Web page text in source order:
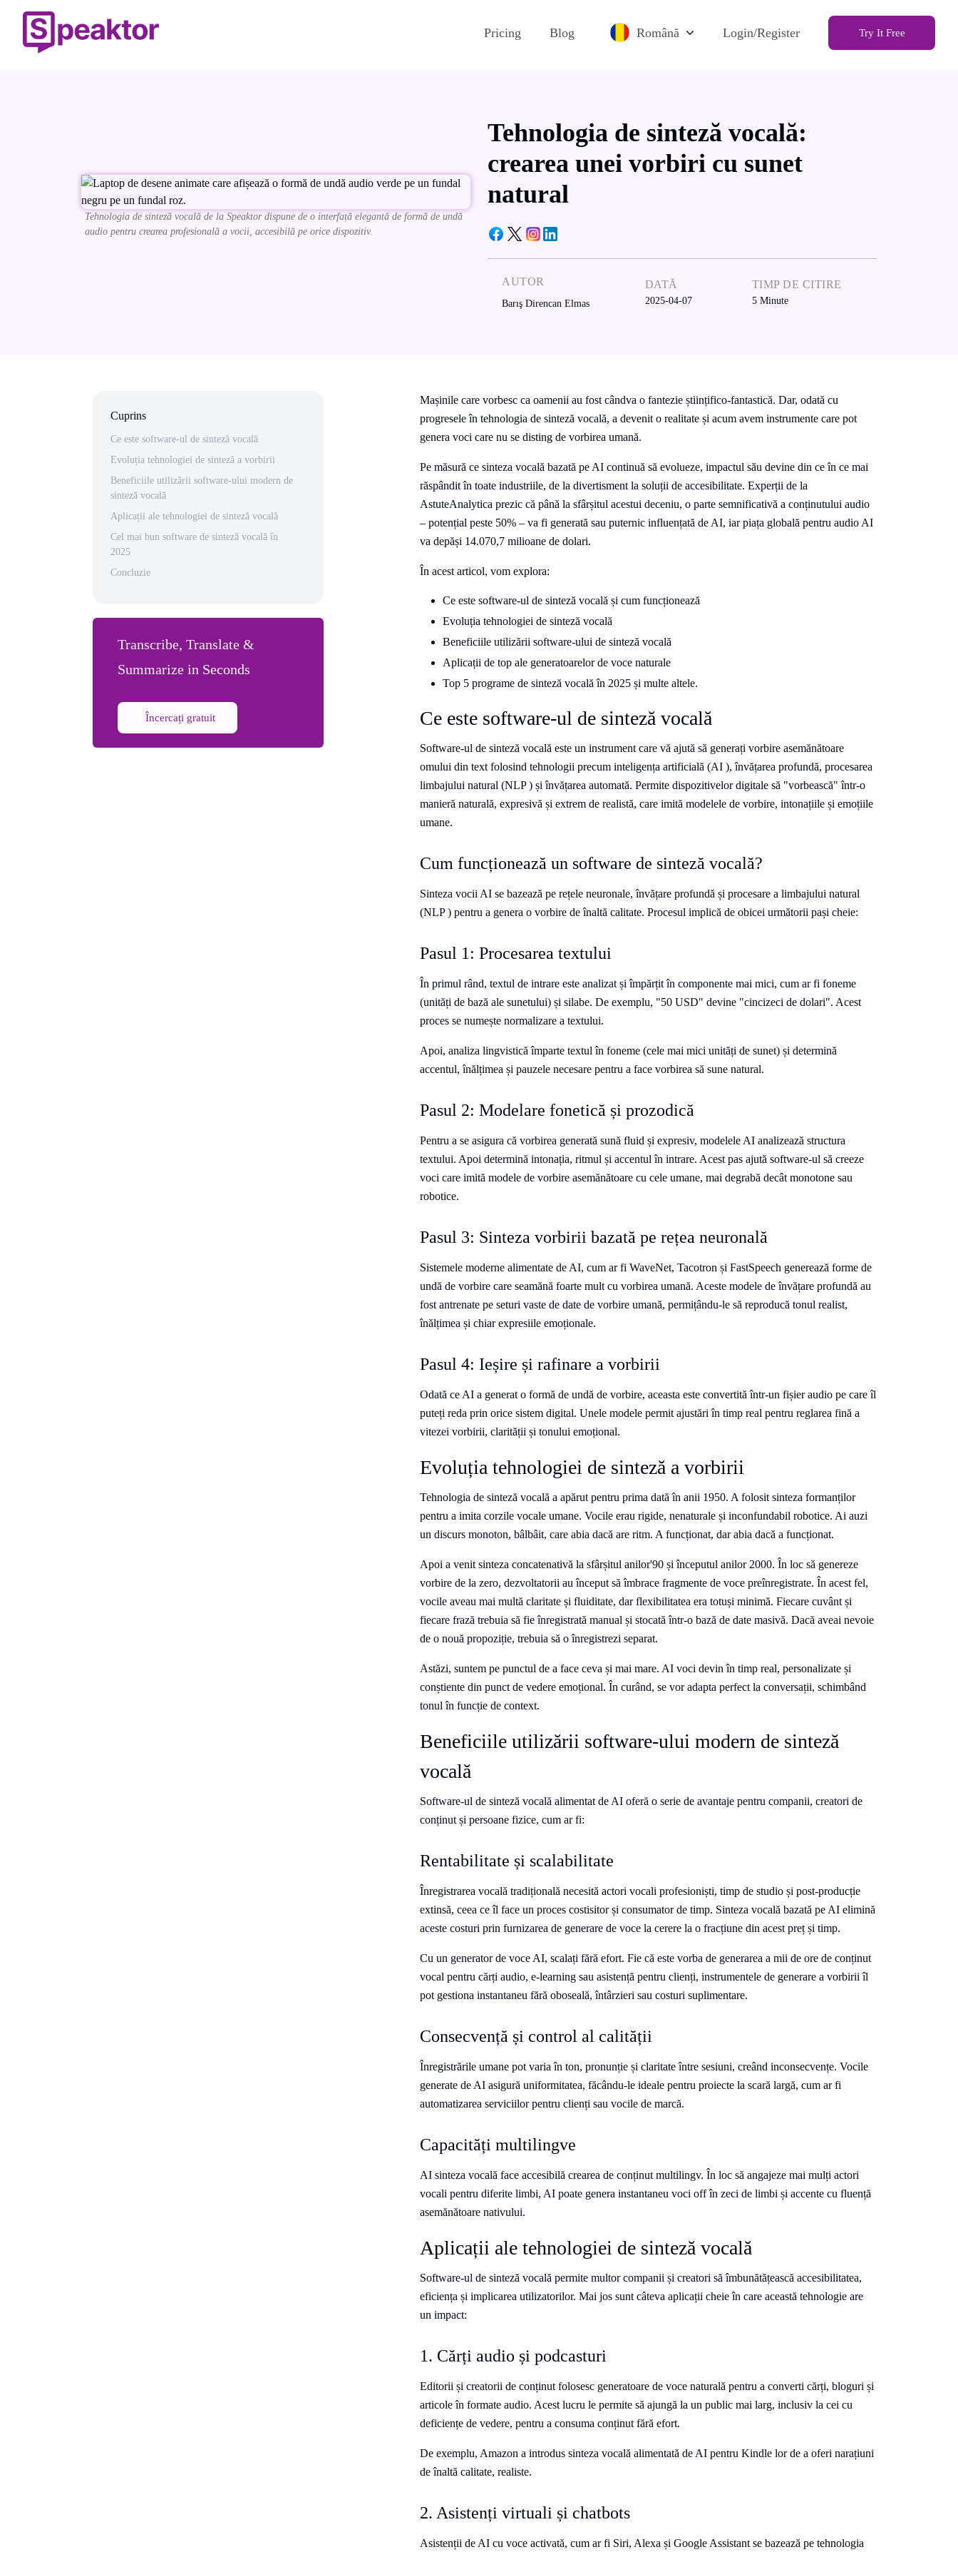
Pricing Blog Română Login/Register Try It Free
Tehnologia de sinteză vocală de la Speaktor dispune de o interfață elegantă de formă de undă
audio pentru crearea profesională a vocii, accesibilă pe orice dispozitiv.
Tehnologia de sinteză vocală:
crearea unei vorbiri cu sunet
natural
AUTOR
Barış Direncan Elmas
DATĂ
2025-04-07
TIMP DE CITIRE
5 Minute
Cuprins
Ce este software-ul de sinteză vocală
Evoluția tehnologiei de sinteză a vorbirii
Beneficiile utilizării software-ului modern de
sinteză vocală
Aplicații ale tehnologiei de sinteză vocală
Cel mai bun software de sinteză vocală în
2025
Concluzie
Transcribe, Translate &
Summarize in Seconds
Încercați gratuit
Mașinile care vorbesc ca oamenii au fost cândva o fantezie științifico-fantastică. Dar, odată cu
progresele în tehnologia de sinteză vocală, a devenit o realitate și acum avem instrumente care pot
genera voci care nu se disting de vorbirea umană.
Pe măsură ce sinteza vocală bazată pe AI continuă să evolueze, impactul său devine din ce în ce mai
răspândit în toate industriile, de la divertisment la soluții de accesibilitate. Experții de la
AstuteAnalytica prezic că până la sfârșitul acestui deceniu, o parte semnificativă a conținutului audio
– potențial peste 50% – va fi generată sau puternic influențată de AI, iar piața globală pentru audio AI
va depăși 14.070,7 milioane de dolari.
În acest articol, vom explora:
Ce este software-ul de sinteză vocală și cum funcționează
Evoluția tehnologiei de sinteză vocală
Beneficiile utilizării software-ului de sinteză vocală
Aplicații de top ale generatoarelor de voce naturale
Top 5 programe de sinteză vocală în 2025 și multe altele.
Ce este software-ul de sinteză vocală
Software-ul de sinteză vocală este un instrument care vă ajută să generați vorbire asemănătoare
omului din text folosind tehnologii precum inteligența artificială (AI ), învățarea profundă, procesarea
limbajului natural (NLP ) și învățarea automată. Permite dispozitivelor digitale să "vorbească" într-o
manieră naturală, expresivă și extrem de realistă, care imită modelele de vorbire, intonațiile și emoțiile
umane.
Cum funcționează un software de sinteză vocală?
Sinteza vocii AI se bazează pe rețele neuronale, învățare profundă și procesare a limbajului natural
(NLP ) pentru a genera o vorbire de înaltă calitate. Procesul implică de obicei următorii pași cheie:
Pasul 1: Procesarea textului
În primul rând, textul de intrare este analizat și împărțit în componente mai mici, cum ar fi foneme
(unități de bază ale sunetului) și silabe. De exemplu, "50 USD" devine "cincizeci de dolari". Acest
proces se numește normalizare a textului.
Apoi, analiza lingvistică împarte textul în foneme (cele mai mici unități de sunet) și determină
accentul, înălțimea și pauzele necesare pentru a face vorbirea să sune natural.
Pasul 2: Modelare fonetică și prozodică
Pentru a se asigura că vorbirea generată sună fluid și expresiv, modelele AI analizează structura
textului. Apoi determină intonația, ritmul și accentul în intrare. Acest pas ajută software-ul să creeze
voci care imită modele de vorbire asemănătoare cu cele umane, mai degrabă decât monotone sau
robotice.
Pasul 3: Sinteza vorbirii bazată pe rețea neuronală
Sistemele moderne alimentate de AI, cum ar fi WaveNet, Tacotron și FastSpeech generează forme de
undă de vorbire care seamănă foarte mult cu vorbirea umană. Aceste modele de învățare profundă au
fost antrenate pe seturi vaste de date de vorbire umană, permițându-le să reproducă tonul realist,
înălțimea și chiar expresiile emoționale.
Pasul 4: Ieșire și rafinare a vorbirii
Odată ce AI a generat o formă de undă de vorbire, aceasta este convertită într-un fișier audio pe care îl
puteți reda prin orice sistem digital. Unele modele permit ajustări în timp real pentru reglarea fină a
vitezei vorbirii, clarității și tonului emoțional.
Evoluția tehnologiei de sinteză a vorbirii
Tehnologia de sinteză vocală a apărut pentru prima dată în anii 1950. A folosit sinteza formanților
pentru a imita corzile vocale umane. Vocile erau rigide, nenaturale și inconfundabil robotice. Ai auzi
un discurs monoton, bâlbâit, care abia dacă are ritm. A funcționat, dar abia dacă a funcționat.
Apoi a venit sinteza concatenativă la sfârșitul anilor'90 și începutul anilor 2000. În loc să genereze
vorbire de la zero, dezvoltatorii au început să îmbrace fragmente de voce preînregistrate. În acest fel,
vocile aveau mai multă claritate și fluiditate, dar flexibilitatea era totuși minimă. Fiecare cuvânt și
fiecare frază trebuia să fie înregistrată manual și stocată într-o bază de date masivă. Dacă aveai nevoie
de o nouă propoziție, trebuia să o înregistrezi separat.
Astăzi, suntem pe punctul de a face ceva și mai mare. AI voci devin în timp real, personalizate și
conștiente din punct de vedere emoțional. În curând, se vor adapta perfect la conversații, schimbând
tonul în funcție de context.
Beneficiile utilizării software-ului modern de sinteză
vocală
Software-ul de sinteză vocală alimentat de AI oferă o serie de avantaje pentru companii, creatori de
conținut și persoane fizice, cum ar fi:
Rentabilitate și scalabilitate
Înregistrarea vocală tradițională necesită actori vocali profesioniști, timp de studio și post-producție
extinsă, ceea ce îl face un proces costisitor și consumator de timp. Sinteza vocală bazată pe AI elimină
aceste costuri prin furnizarea de generare de voce la cerere la o fracțiune din acest preț și timp.
Cu un generator de voce AI, scalați fără efort. Fie că este vorba de generarea a mii de ore de conținut
vocal pentru cărți audio, e-learning sau asistență pentru clienți, instrumentele de generare a vorbirii îl
pot gestiona instantaneu fără oboseală, întârzieri sau costuri suplimentare.
Consecvență și control al calității
Înregistrările umane pot varia în ton, pronunție și claritate între sesiuni, creând inconsecvențe. Vocile
generate de AI asigură uniformitatea, făcându-le ideale pentru proiecte la scară largă, cum ar fi
automatizarea serviciilor pentru clienți sau vocile de marcă.
Capacități multilingve
AI sinteza vocală face accesibilă crearea de conținut multilingv. În loc să angajeze mai mulți actori
vocali pentru diferite limbi, AI poate genera instantaneu voci off în zeci de limbi și accente cu fluență
asemănătoare nativului.
Aplicații ale tehnologiei de sinteză vocală
Software-ul de sinteză vocală permite multor companii și creatori să îmbunătățească accesibilitatea,
eficiența și implicarea utilizatorilor. Mai jos sunt câteva aplicații cheie în care această tehnologie are
un impact:
1. Cărți audio și podcasturi
Editorii și creatorii de conținut folosesc generatoare de voce naturală pentru a converti cărți, bloguri și
articole în formate audio. Acest lucru le permite să ajungă la un public mai larg, inclusiv la cei cu
deficiențe de vedere, pentru a consuma conținut fără efort.
De exemplu, Amazon a introdus sinteza vocală alimentată de AI pentru Kindle lor de a oferi narațiuni
de înaltă calitate, realiste.
2. Asistenți virtuali și chatbots
Asistenții de AI cu voce activată, cum ar fi Siri, Alexa și Google Assistant se bazează pe tehnologia